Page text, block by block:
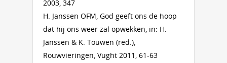
2003, 347
H. Janssen OFM, God geeft ons de hoop
dat hij ons weer zal opwekken, in: H.
Janssen & K. Touwen (red.),
Rouwvieringen, Vught 2011, 61-63